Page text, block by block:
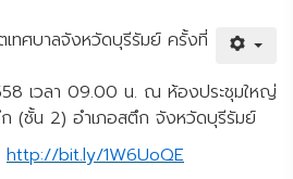
ทศบาลจังหวัดบุรีรัมย์ ครั้งที่
เวลา 09.00 น. ณ ห้องประชุมใหญ่
(ชั้น 2) อำเภอสตึก จังหวัดบุรีรัมย์
http://bit.ly/1W6UoQE